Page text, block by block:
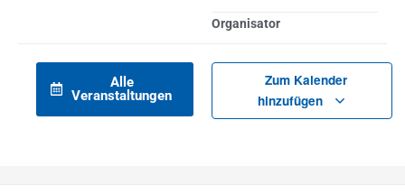
Organisator
Alle
Veranstaltungen
Zum Kalender
hinzufügen